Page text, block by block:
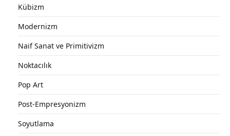
Kübizm
Modernizm
Naif Sanat ve Primitivizm
Noktacılık
Pop Art
Post-Empresyonizm
Soyutlama